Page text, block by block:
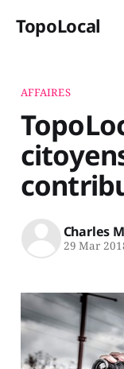
TopoLocal
AFFAIRES
Charles
29 Mar